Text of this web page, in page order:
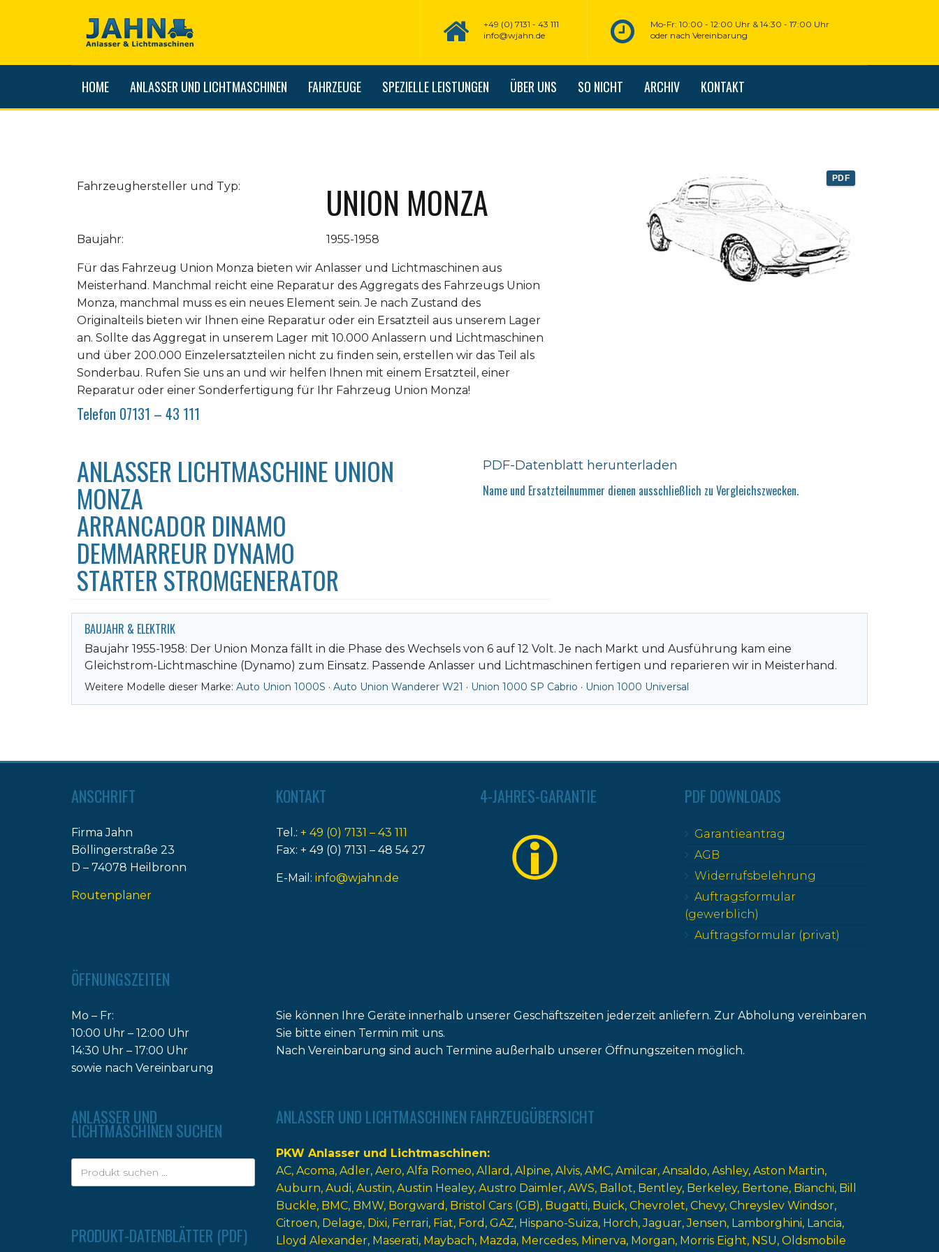
Mo-Fr: 10:00 - 12:00 Uhr & 14:30 - 17:00 Uhr
oder nach Vereinbarung
+49 (0) 7131 - 43 111
info@wjahn.de
HOME ANLASSER UND LICHTMASCHINEN FAHRZEUGE SPEZIELLE LEISTUNGEN ÜBER UNS SO NICHT ARCHIV KONTAKT
PDF
Fahrzeughersteller und Typ: UNION MONZA
Baujahr: 1955-1958
Für das Fahrzeug Union Monza bieten wir Anlasser und Lichtmaschinen aus
Meisterhand. Manchmal reicht eine Reparatur des Aggregats des Fahrzeugs Union
Monza, manchmal muss es ein neues Element sein. Je nach Zustand des
Originalteils bieten wir Ihnen eine Reparatur oder ein Ersatzteil aus unserem Lager
an. Sollte das Aggregat in unserem Lager mit 10.000 Anlassern und Lichtmaschinen
und über 200.000 Einzelersatzteilen nicht zu finden sein, erstellen wir das Teil als
Sonderbau. Rufen Sie uns an und wir helfen Ihnen mit einem Ersatzteil, einer
Reparatur oder einer Sonderfertigung für Ihr Fahrzeug Union Monza!
Telefon 07131 – 43 111
ANLASSER LICHTMASCHINE UNION
MONZA
ARRANCADOR DINAMO
DEMMARREUR DYNAMO
STARTER STROMGENERATOR
PDF-Datenblatt herunterladen
Name und Ersatzteilnummer dienen ausschließlich zu Vergleichszwecken.
BAUJAHR & ELEKTRIK
Baujahr 1955-1958: Der Union Monza fällt in die Phase des Wechsels von 6 auf 12 Volt. Je nach Markt und Ausführung kam eine
Gleichstrom-Lichtmaschine (Dynamo) zum Einsatz. Passende Anlasser und Lichtmaschinen fertigen und reparieren wir in Meisterhand.
Weitere Modelle dieser Marke: Auto Union 1000S · Auto Union Wanderer W21 · Union 1000 SP Cabrio · Union 1000 Universal
ANSCHRIFT
Firma Jahn
Böllingerstraße 23
D – 74078 Heilbronn
Routenplaner
KONTAKT
Tel.: + 49 (0) 7131 – 43 111
Fax: + 49 (0) 7131 – 48 54 27
E-Mail: info@wjahn.de
4-JAHRES-GARANTIE PDF DOWNLOADS
Garantieantrag
AGB
Widerrufsbelehrung
Auftragsformular
(gewerblich)
Auftragsformular (privat)
ÖFFNUNGSZEITEN
Mo – Fr:
10:00 Uhr – 12:00 Uhr
14:30 Uhr – 17:00 Uhr
sowie nach Vereinbarung
Sie können Ihre Geräte innerhalb unserer Geschäftszeiten jederzeit anliefern. Zur Abholung vereinbaren
Sie bitte einen Termin mit uns.
Nach Vereinbarung sind auch Termine außerhalb unserer Öffnungszeiten möglich.
ANLASSER UND
LICHTMASCHINEN SUCHEN
PRODUKT-DATENBLÄTTER (PDF)
ANLASSER UND LICHTMASCHINEN FAHRZEUGÜBERSICHT
PKW Anlasser und Lichtmaschinen
AC Acoma Adler Aero Alfa Romeo Allard Alpine Alvis AMC Amilcar Ansaldo Ashley Aston Martin
Auburn Audi Austin Austin Healey Austro Daimler AWS Ballot Bentley Berkeley Bertone Bianchi Bill
Buckle BMC BMW Borgward Bristol Cars (GB) Bugatti Buick Chevrolet Chevy Chreyslev Windsor
Citroen Delage Dixi Ferrari Fiat Ford GAZ Hispano-Suiza Horch Jaguar Jensen Lamborghini Lancia
Lloyd Alexander Maserati Maybach Mazda Mercedes Minerva Morgan Morris Eight NSU Oldsmobile